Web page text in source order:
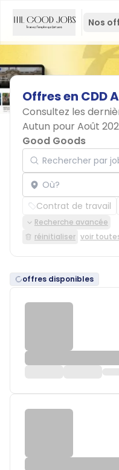
Nos
Offresen CDD
Consultez les
Autun pour Août
Good Goods
Rechercher par job,
Localisation
Contrat de travail
Recherche avancée
réinitialiser voir
offres disponibles